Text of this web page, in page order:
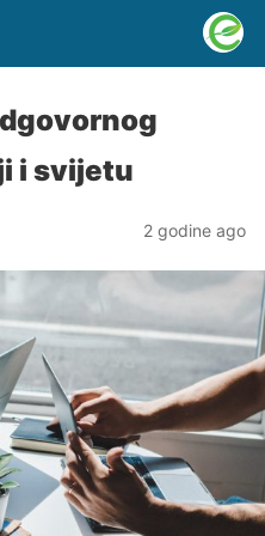
i svijetu
2 godine ago